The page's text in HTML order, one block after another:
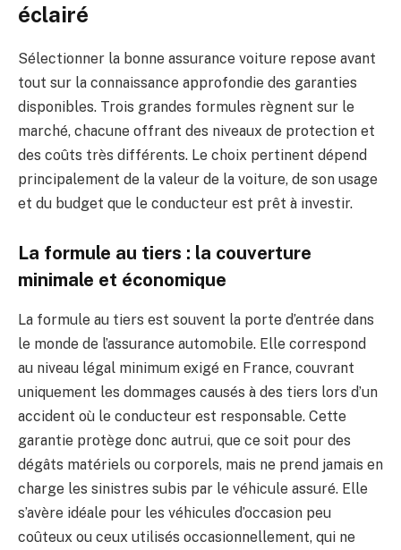
éclairé
Sélectionner la bonne assurance voiture repose avant
tout sur la connaissance approfondie des garanties
disponibles. Trois grandes formules règnent sur le
marché, chacune offrant des niveaux de protection et
des coûts très différents. Le choix pertinent dépend
principalement de la valeur de la voiture, de son usage
et du budget que le conducteur est prêt à investir.
La formule au tiers : la couverture
minimale et économique
La formule au tiers est souvent la porte d’entrée dans
le monde de l’assurance automobile. Elle correspond
au niveau légal minimum exigé en France, couvrant
uniquement les dommages causés à des tiers lors d’un
accident où le conducteur est responsable. Cette
garantie protège donc autrui, que ce soit pour des
dégâts matériels ou corporels, mais ne prend jamais en
charge les sinistres subis par le véhicule assuré. Elle
s’avère idéale pour les véhicules d’occasion peu
coûteux ou ceux utilisés occasionnellement, qui ne